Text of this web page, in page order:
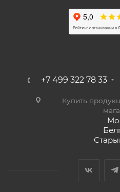
+7 499 322 78 33
Купить